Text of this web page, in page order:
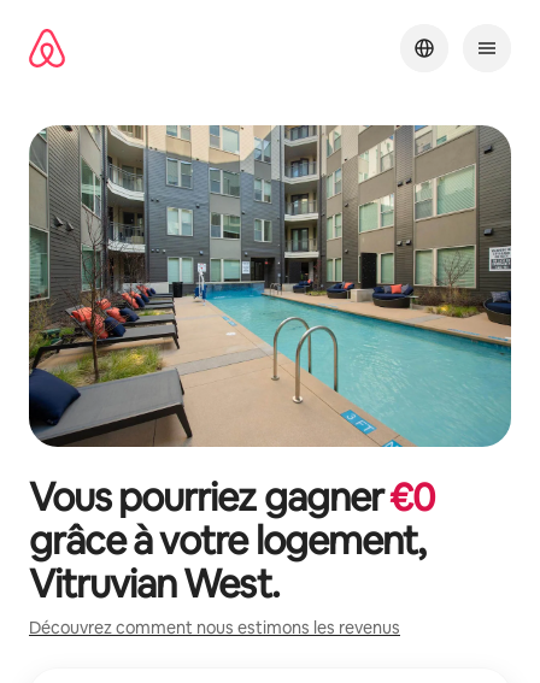
directement
Vous pourriez gagner€0
grâce à votre logement,
Vitruvian West.
Découvrez comment nous estimons les revenus